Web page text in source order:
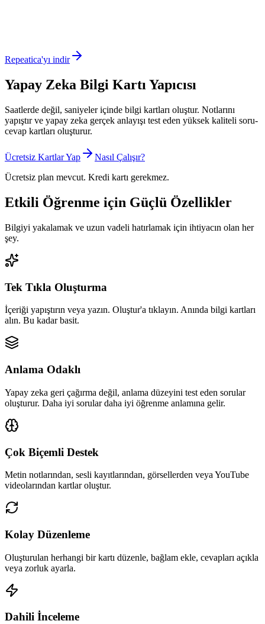
Repeatica'yı indir
Yapay Zeka Bilgi Kartı Yapıcısı
Saatlerde değil, saniyeler içinde bilgi kartları oluştur. Notlarını
yapıştır ve yapay zeka gerçek anlayışı test eden yüksek kaliteli soru-
cevap kartları oluşturur.
Ücretsiz Kartlar Yap
Nasıl Çalışır?
Ücretsiz plan mevcut. Kredi kartı gerekmez.
Etkili Öğrenme için Güçlü Özellikler
Bilgiyi yakalamak ve uzun vadeli hatırlamak için ihtiyacın olan her
şey.
Tek Tıkla Oluşturma
İçeriği yapıştırın veya yazın. Oluştur'a tıklayın. Anında bilgi kartları
alın. Bu kadar basit.
Anlama Odaklı
Yapay zeka geri çağırma değil, anlama düzeyini test eden sorular
oluşturur. Daha iyi sorular daha iyi öğrenme anlamına gelir.
Çok Biçemli Destek
Metin notlarından, sesli kayıtlarından, görsellerden veya YouTube
videolarından kartlar oluştur.
Kolay Düzenleme
Oluşturulan herhangi bir kartı düzenle, bağlam ekle, cevapları açıkla
veya zorluk ayarla.
Dahili İnceleme